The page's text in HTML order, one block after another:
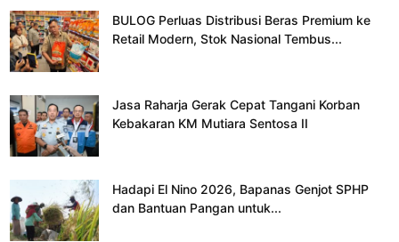
BULOG Perluas Distribusi Beras Premium ke
Retail Modern, Stok Nasional Tembus...
Jasa Raharja Gerak Cepat Tangani Korban
Kebakaran KM Mutiara Sentosa II
Hadapi El Nino 2026, Bapanas Genjot SPHP
dan Bantuan Pangan untuk...